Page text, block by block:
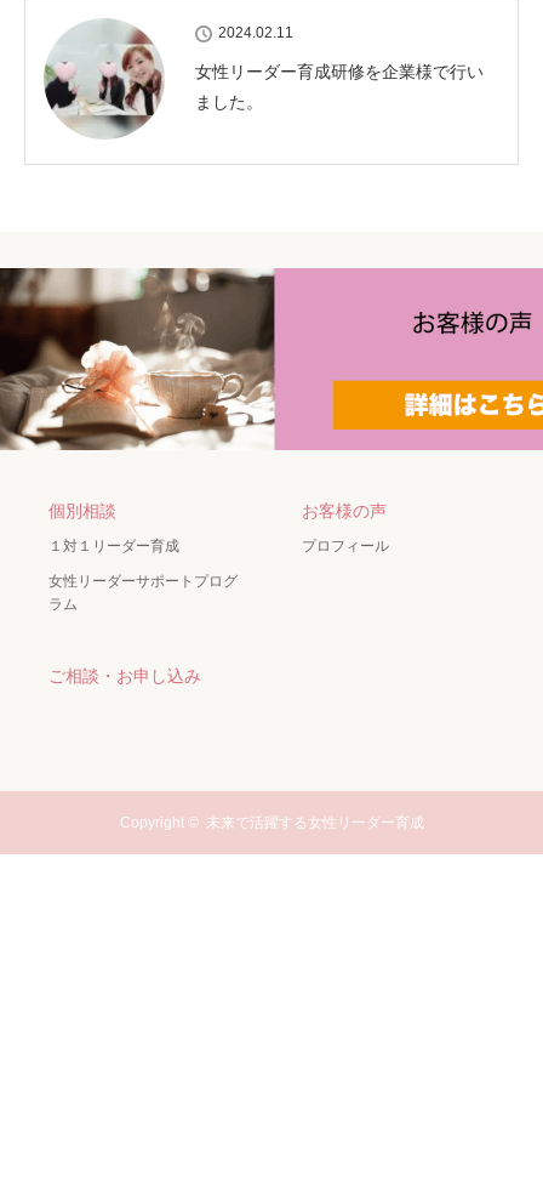
2024.02.11
女性リーダー育成研修を企業様で行い
ました。
個別相談
１対１リーダー育成
女性リーダーサポートプログ
ラム
お客様の声
プロフィール
ご相談・お申し込み
Copyright © 未来で活躍する女性リーダー育成